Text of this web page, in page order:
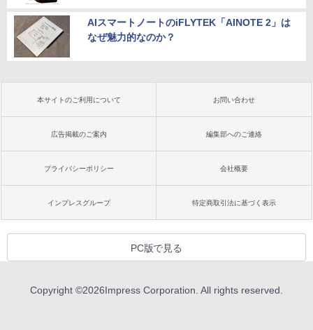
AIスマートノートのiFLYTEK「AINOTE 2」は
なぜ魅力的なのか？
本サイトのご利用について お問い合わせ
広告掲載のご案内 編集部へのご連絡
プライバシーポリシー 会社概要
インプレスグループ 特定商取引法に基づく表示
PC版で見る
Copyright ©2026Impress Corporation. All rights reserved.